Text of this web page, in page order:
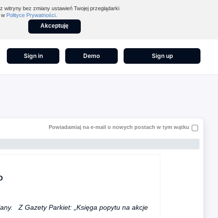
witryny bez zmiany ustawień Twojej przeglądarki
w Polityce Prywatności
Akceptuję
Sign in Demo Sign up
Powiadamiaj na e-mail o nowych postach w tym wątku
Z Gazety Parkiet: „Księga popytu na akcje